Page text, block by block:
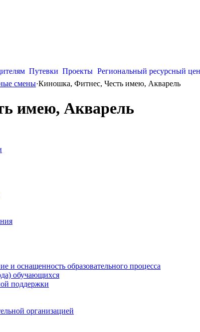
Путевки Проекты Региональный ресурсный
смены·Киношка, Фитнес, Честь имею, Акварель
имею, Акварель
и оснащенность образовательного процесса
обучающихся
поддержки
организацией